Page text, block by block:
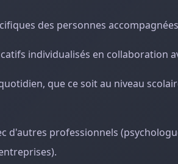
des personnes
individualisés en collaboration
que ce soit au niveau
d'autres professionnels